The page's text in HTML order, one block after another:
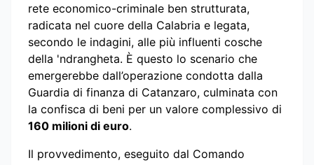
rete economico-criminale ben strutturata,
radicata nel cuore della Calabria e legata,
secondo le indagini, alle più influenti cosche
della 'ndrangheta. È questo lo scenario che
emergerebbe dall’operazione condotta dalla
Guardia di finanza di Catanzaro, culminata con
la confisca di beni per un valore complessivo di
160 milioni di euro.
Il provvedimento, eseguito dal Comando